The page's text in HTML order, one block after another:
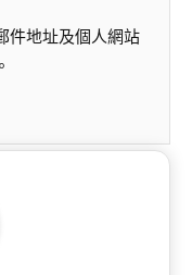
件地址及個人網站